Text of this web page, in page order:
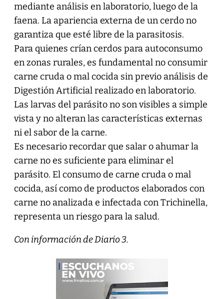
mediante análisis en laboratorio, luego de la
faena. La apariencia externa de un cerdo no
garantiza que esté libre de la parasitosis.
Para quienes crían cerdos para autoconsumo
en zonas rurales, es fundamental no consumir
carne cruda o mal cocida sin previo análisis de
Digestión Artificial realizado en laboratorio.
Las larvas del parásito no son visibles a simple
vista y no alteran las características externas
ni el sabor de la carne.
Es necesario recordar que salar o ahumar la
carne no es suficiente para eliminar el
parásito. El consumo de carne cruda o mal
cocida, así como de productos elaborados con
carne no analizada e infectada con Trichinella,
representa un riesgo para la salud.
Con información de Diario 3.